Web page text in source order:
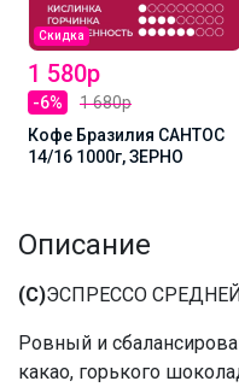
Скидка
1 580р
-6%
1 680р
Кофе Бразилия САНТОС
14/16 1000г, ЗЕРНО
Описание
(С)ЭСПРЕССО
Ровный и
какао, горького